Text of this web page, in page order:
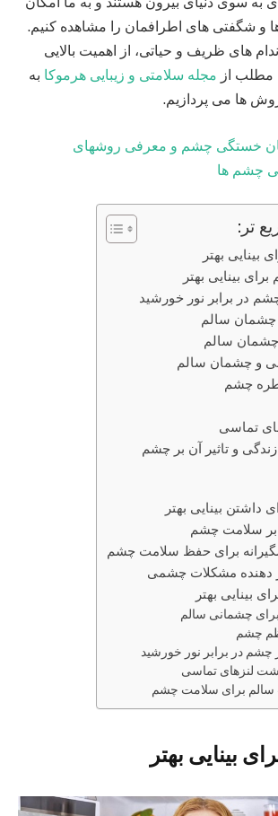
ها و شگفتی های اطرافمان را مشاهده کنیم.
های ظریف و حیاتی، از اهمیت بالایی
مطلب از مجله سلامتی و زیبایی هرموکا به
ها می پردازیم.
خستگی چشم و معرفی روشهای
چشم ها
تر:
بینایی بهتر
بینایی بهتر
در برابر نور خورشید
چشمان سالم
سالم
و چشمان سالم
چشم
تماسی
و تاثیر آن بر چشم
داشتن بینایی بهتر
بر سلامت چشم
برای حفظ سلامت چشم
دهنده مشکلات چشمی
چشمانی سالم
چشم
در برابر نور خورشید
لنزهای تماسی
سالم برای سلامت چشم
بینایی بهتر